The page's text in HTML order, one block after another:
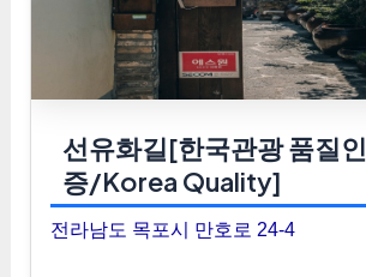
선유화길[한국관광 품질인
증/Korea Quality]
전라남도 목포시 만호로 24-4